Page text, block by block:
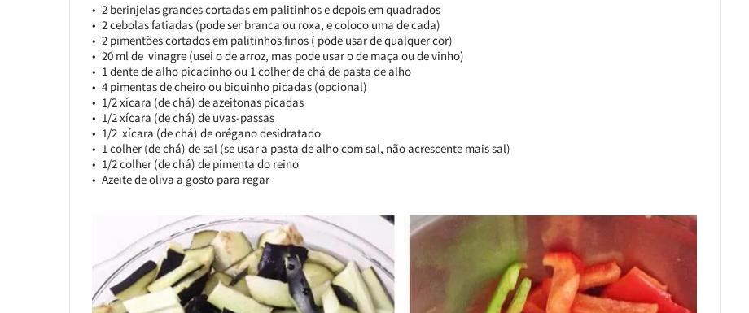
2 berinjelas grandes cortadas em palitinhos e depois em quadrados
2 cebolas fatiadas (pode ser branca ou roxa, e coloco uma de cada)
2 pimentões cortados em palitinhos finos ( pode usar de qualquer cor)
20 ml de vinagre (usei o de arroz, mas pode usar o de maça ou de vinho)
1 dente de alho picadinho ou 1 colher de chá de pasta de alho
4 pimentas de cheiro ou biquinho picadas (opcional)
1/2 xícara (de chá) de azeitonas picadas
1/2 xícara (de chá) de uvas-passas
1/2 xícara (de chá) de orégano desidratado
1 colher (de chá) de sal (se usar a pasta de alho com sal, não acrescente mais sal)
1/2 colher (de chá) de pimenta do reino
Azeite de oliva a gosto para regar